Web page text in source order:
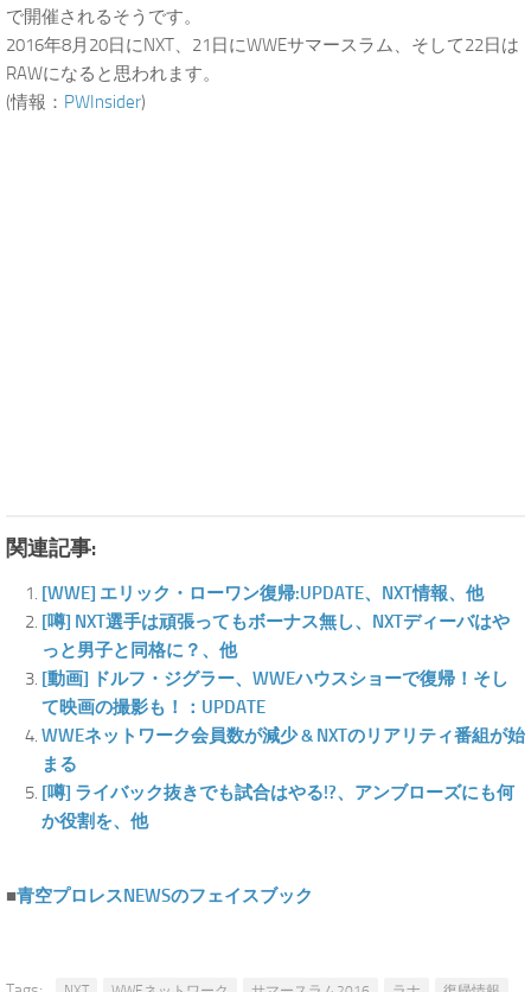
で開催されるそうです。
2016年8月20日にNXT、21日にWWEサマースラム、そして22日は
RAWになると思われます。
(情報： PWInsider)
関連記事:
[WWE] エリック・ローワン復帰:UPDATE、NXT情報、他
[噂] NXT選手は頑張ってもボーナス無し、NXTディーバはや
っと男子と同格に？、他
[動画] ドルフ・ジグラー、WWEハウスショーで復帰！そし
て映画の撮影も！：UPDATE
WWEネットワーク会員数が減少 & NXTのリアリティ番組が始
まる
[噂] ライバック抜きでも試合はやる!?、アンブローズにも何
か役割を、他
■青空プロレスNEWSのフェイスブック